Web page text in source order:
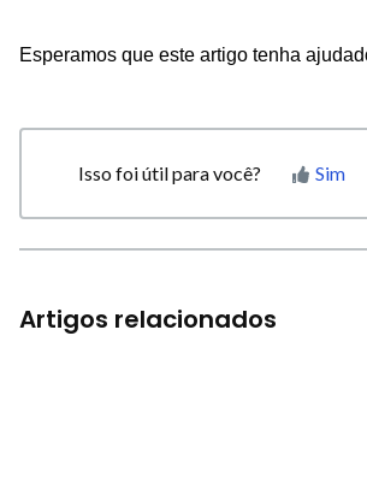
Esperamos que este artigo tenha
Isso foi útil para você? Sim
Artigos relacionados